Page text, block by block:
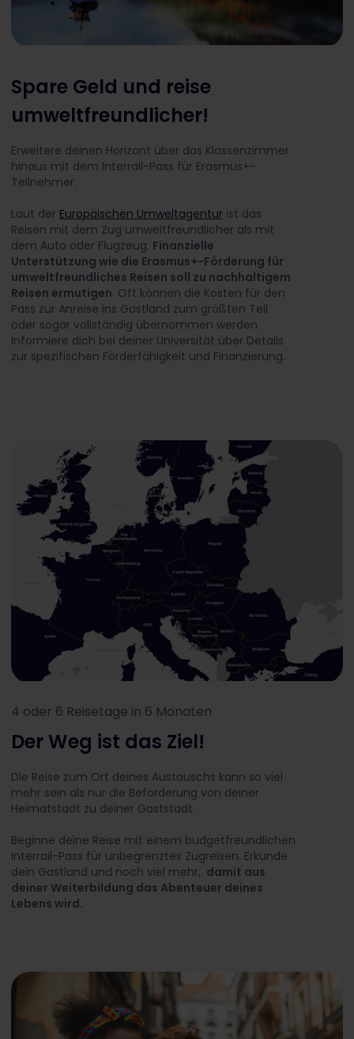
Spare Geld und reise
umweltfreundlicher!
Erweitere deinen Horizont über das Klassenzimmer
hinaus mit dem Interrail-Pass für Erasmus+-
Teilnehmer.
Laut der Europäischen Umweltagentur ist das
Reisen mit dem Zug umweltfreundlicher als mit
dem Auto oder Flugzeug. Finanzielle
Unterstützung wie die Erasmus+-Förderung für
umweltfreundliches Reisen soll zu nachhaltigem
Reisen ermutigen. Oft können die Kosten für den
Pass zur Anreise ins Gastland zum größten Teil
oder sogar vollständig übernommen werden.
Informiere dich bei deiner Universität über Details
zur spezifischen Förderfähigkeit und Finanzierung.
4 oder 6 Reisetage in 6 Monaten
Der Weg ist das Ziel!
Die Reise zum Ort deines Austauschs kann so viel
mehr sein als nur die Beförderung von deiner
Heimatstadt zu deiner Gaststadt.
Beginne deine Reise mit einem budgetfreundlichen
Interrail-Pass für unbegrenztes Zugreisen. Erkunde
dein Gastland und noch viel mehr, damit aus
deiner Weiterbildung das Abenteuer deines
Lebens wird.